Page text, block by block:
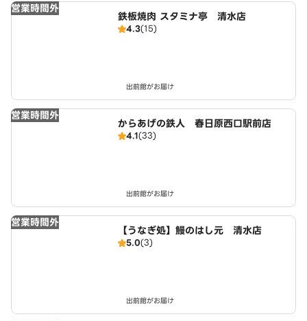
営業時間外
鉄板焼肉 スタミナ亭 清水店
4.3(15)
出前館がお届け
営業時間外
からあげの鉄人 春日原西口駅前店
4.1(33)
出前館がお届け
営業時間外
【うなぎ処】鰻のはし元 清水店
5.0(3)
出前館がお届け